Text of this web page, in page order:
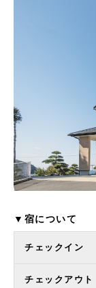
▼宿について
チェックイン
チェックアウト